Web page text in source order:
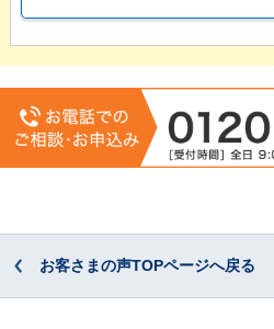
お客さまの声TOPページへ戻る